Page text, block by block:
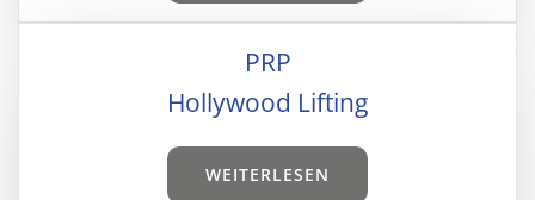
PRP
Hol­ly­wood Lif­ting
WEI­TER­LE­SEN